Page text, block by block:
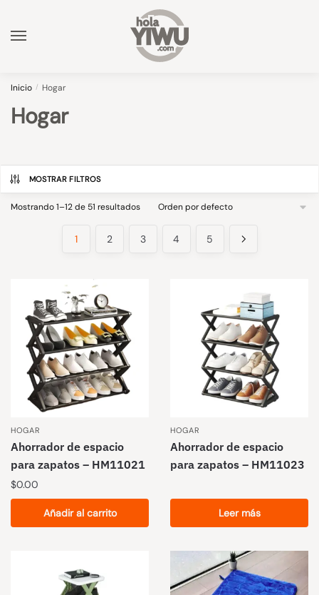
navigation
content
Inicio / Hogar
Hogar
MOSTRAR FILTROS
Mostrando 1–12 de 51 resultados
1 2 3 4 5
HOGAR
Ahorrador de espacio
para zapatos – HM11021
$0.00
Añadir al carrito
HOGAR
Ahorrador de espacio
para zapatos – HM11023
Leer más